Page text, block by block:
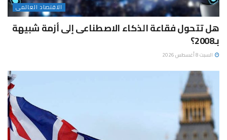
الاقتصاد العالمى
هل تتحول فقاعة الذكاء الاصطناعى إلى أزمة شبيهة
بـ2008؟
السبت 8 أغسطس 2026